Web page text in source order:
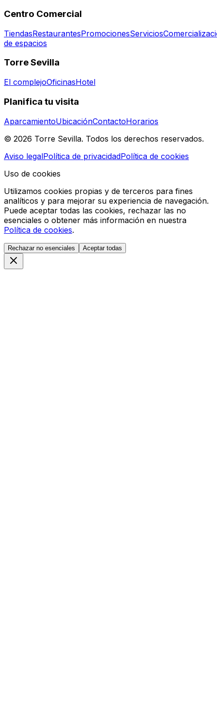
Centro Comercial
TiendasRestaurantesPromocionesServicios
de espacios
Torre Sevilla
El complejoOficinasHotel
Planifica tu visita
AparcamientoUbicaciónContactoHorarios
© 2026 Torre Sevilla. Todos los derechos reservados.
Aviso legalPolítica de privacidadPolítica de cookies
Uso de cookies
Utilizamos cookies propias y de terceros para fines
analíticos y para mejorar su experiencia de navegación.
Puede aceptar todas las cookies, rechazar las no
esenciales o obtener más información en nuestra
Política de cookies.
Rechazar no esenciales Aceptar todas